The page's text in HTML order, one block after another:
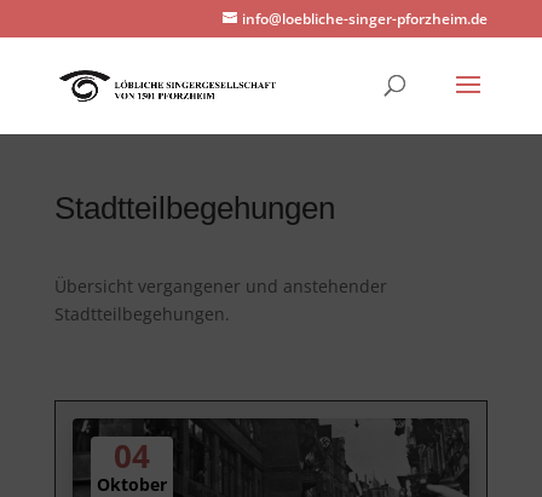
info@loebliche-singer-pforzheim.de
Stadtteilbegehungen
Übersicht vergangener und anstehender
Stadtteilbegehungen.
04
Oktober